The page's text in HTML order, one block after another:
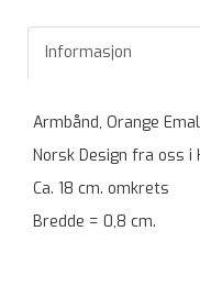
Informasjon
Armbånd, Orange
Norsk Design fra oss i
Ca. 18 cm. omkrets
Bredde = 0,8 cm.